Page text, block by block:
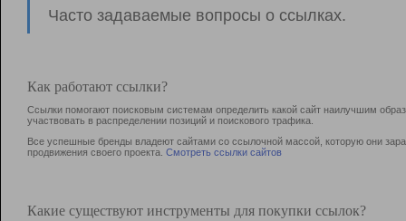
Часто задаваемые вопросы о ссылках.
Как работают ссылки?
Ссылки помогают поисковым системам определить какой сайт наилучшим
участвовать в раcпределении позиций и поискового трафика.
Все успешные бренды владеют сайтами со ссылочной массой, которую они
продвижения своего проекта. Смотреть ссылки сайтов
Какие существуют инструменты для покупки ссылок?